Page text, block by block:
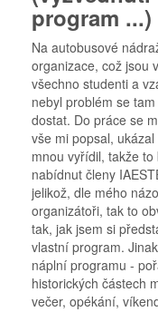
program ...)
Na autobusové
organizace, což jsou
všechno studenti a
nebyl problém se
dostat. Do práce se
vše mi popsal, ukázal
mnou vyřídil, takže
nabídnut členy
jelikož, dle mého
organizátoři, tak to
tak, jak jsem si
vlastní program.
náplní programu -
historických částech
večer, opékání,